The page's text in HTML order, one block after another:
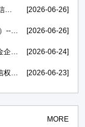
CPU投资价值评估报告（境外投资可研）--中金企信权威机构编制 [2026-06-26]
可再生能源项目尽职调查报告（投资价值评估可研）--中金企信权威机构编制 [2026-06-26]
生命科学产业规划报告（投资价值评估可研）--中金企信权威机构编制 [2026-06-24]
太空算力投资价值评估报告（贷款可研）--中金企信权威机构编制 [2026-06-23]
MORE